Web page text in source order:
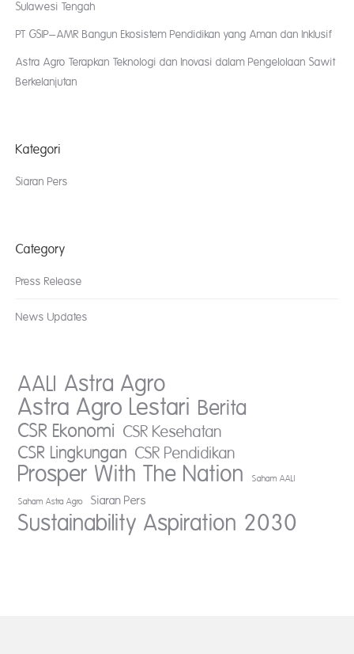
Sulawesi Tengah
PT GSIP–AMR Bangun Ekosistem Pendidikan yang Aman dan Inklusif
Astra Agro Terapkan Teknologi dan Inovasi dalam Pengelolaan Sawit
Berkelanjutan
Kategori
Siaran Pers
Category
Press Release
News Updates
AALI Astra Agro
Astra Agro Lestari Berita
CSR Ekonomi CSR Kesehatan
CSR Lingkungan CSR Pendidikan
Prosper With The Nation Saham AALI
Saham Astra Agro Siaran Pers
Sustainability Aspiration 2030